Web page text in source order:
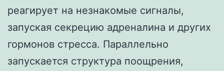
реагирует на незнакомые сигналы,
запуская секрецию адреналина и других
гормонов стресса. Параллельно
запускается структура поощрения,